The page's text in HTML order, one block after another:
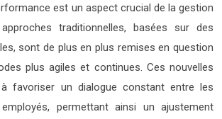
est un aspect crucial de la gestion
traditionnelles, basées sur des
sont de plus en plus remises en question
plus agiles et continues. Ces nouvelles
favoriser un dialogue constant entre les
permettant ainsi un ajustement